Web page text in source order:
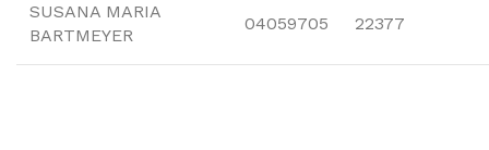
SUSANA MARIA
BARTMEYER
04059705 22377